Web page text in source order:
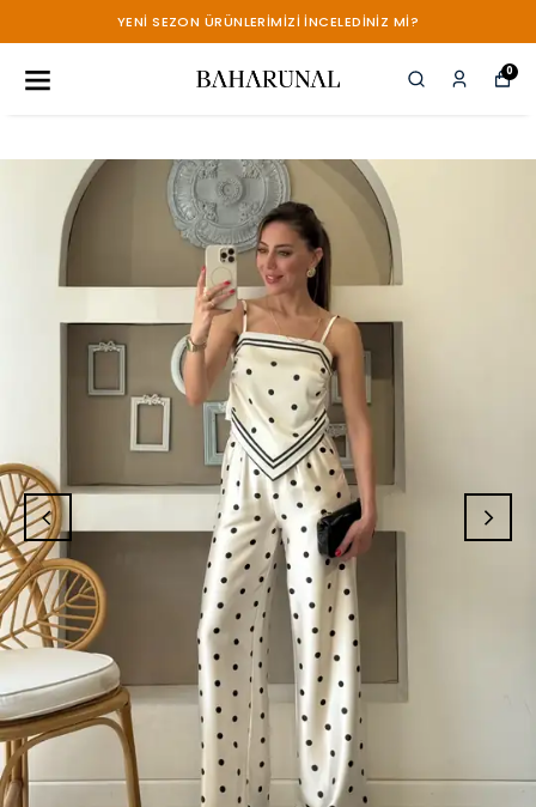
YENİ SEZON ÜRÜNLERİMİZİ İNCELEDİNİZ Mİ?
0